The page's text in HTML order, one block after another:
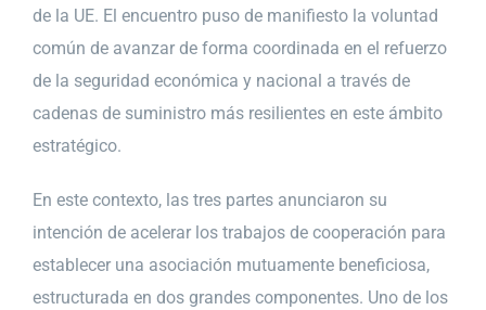
de la UE. El encuentro puso de manifiesto la voluntad
común de avanzar de forma coordinada en el refuerzo
de la seguridad económica y nacional a través de
cadenas de suministro más resilientes en este ámbito
estratégico.
En este contexto, las tres partes anunciaron su
intención de acelerar los trabajos de cooperación para
establecer una asociación mutuamente beneficiosa,
estructurada en dos grandes componentes. Uno de los